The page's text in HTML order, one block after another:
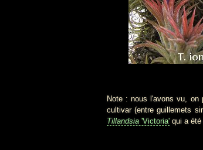
Note : nous l'avons vu, on
cultivar (entre guillemets
Tillandsia 'Victoria' qui a